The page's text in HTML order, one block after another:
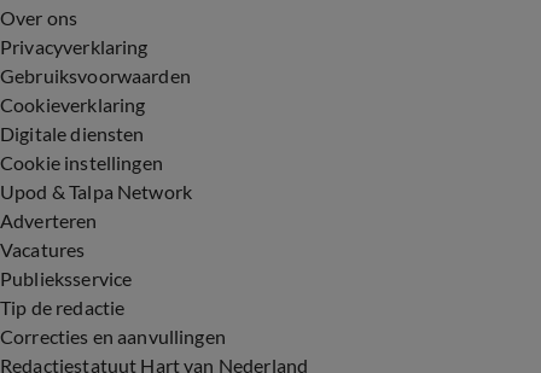
Over ons
Privacyverklaring
Gebruiksvoorwaarden
Cookieverklaring
Digitale diensten
Cookie instellingen
Upod & Talpa Network
Adverteren
Vacatures
Publieksservice
Tip de redactie
Correcties en aanvullingen
Redactiestatuut Hart van Nederland